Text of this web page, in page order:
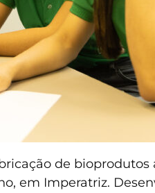
de bioprodutos
em Imperatriz.